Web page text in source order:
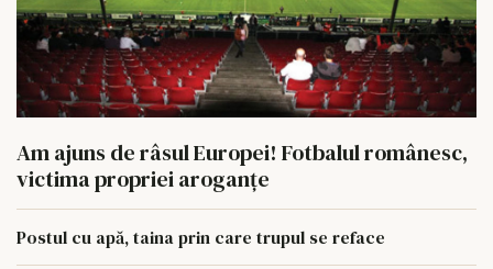
Am ajuns de râsul Europei! Fotbalul românesc,
victima propriei aroganțe
Postul cu apă, taina prin care trupul se reface